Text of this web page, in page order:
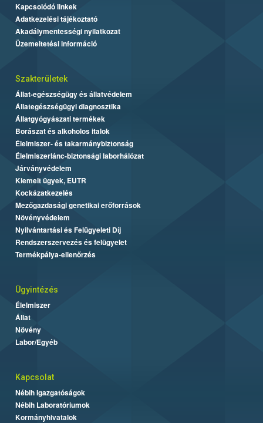
Kapcsolódó linkek
Adatkezelési tájékoztató
Akadálymentességi nyilatkozat
Üzemeltetési információ
Szakterületek
Állat-egészségügy és állatvédelem
Állategészségügyi diagnosztika
Állatgyógyászati termékek
Borászat és alkoholos italok
Élelmiszer- és takarmánybiztonság
Élelmiszerlánc-biztonsági laborhálózat
Járványvédelem
Kiemelt ügyek, EUTR
Kockázatkezelés
Mezőgazdasági genetikai erőforrások
Növényvédelem
Nyilvántartási és Felügyeleti Díj
Rendszerszervezés és felügyelet
Termékpálya-ellenőrzés
Ügyintézés
Élelmiszer
Állat
Növény
Labor/Egyéb
Kapcsolat
Nébih Igazgatóságok
Nébih Laboratóriumok
Kormányhivatalok